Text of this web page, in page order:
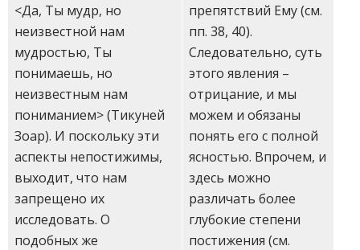
<Да, Ты мудр, но
неизвестной нам
мудростью, Ты
понимаешь, но
неизвестным нам
пониманием> (Тикуней
Зоар). И поскольку эти
аспекты непостижимы,
выходит, что нам
запрещено их
исследовать. О
подобных же
препятствий Ему (см.
пп. 38, 40).
Следовательно, суть
этого явления –
отрицание, и мы
можем и обязаны
понять его с полной
ясностью. Впрочем, и
здесь можно
различать более
глубокие степени
постижения (см.